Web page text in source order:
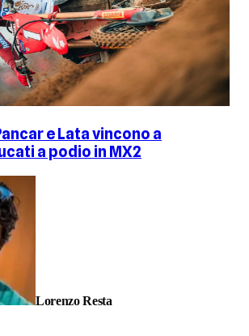
e Lata vincono a
a podio in MX2
Lorenzo Resta